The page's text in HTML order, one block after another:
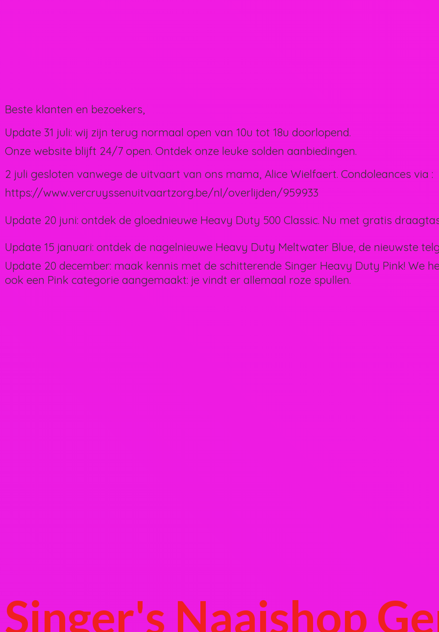
Singer's Naaishop
Beste klanten en bezoekers,
Update 31 juli: wij zijn terug normaal open van 10u tot 18u doorlopend.
Onze website blijft 24/7 open. Ontdek onze leuke solden aanbiedingen.
2 juli gesloten vanwege de uitvaart van ons mama, Alice Wielfaert. Condoleances via :
https://www.vercruyssenuitvaartzorg.be/nl/overlijden/959933
Update 20 juni: ontdek de gloednieuwe Heavy Duty 500 Classic. Nu met gratis
Update 15 januari: ontdek de nagelnieuwe Heavy Duty Meltwater Blue, de nieuwste
Update 20 december: maak kennis met de schitterende Singer Heavy Duty Pink! We
ook een Pink categorie aangemaakt: je vindt er allemaal roze spullen.